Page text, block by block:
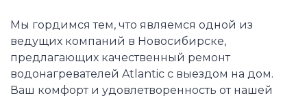
Мы гордимся тем, что являемся одной из
ведущих компаний в Новосибирске,
предлагающих качественный ремонт
водонагревателей Atlantic с выездом на дом.
Ваш комфорт и удовлетворенность от нашей